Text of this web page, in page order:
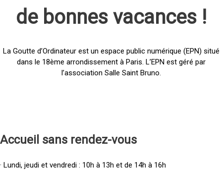
de bonnes vacances !
La Goutte d’Ordinateur est un espace public numérique (EPN) situé
dans le 18ème arrondissement à Paris. L’EPN est géré par
l’association Salle Saint Bruno.
Accueil sans rendez-vous
· Lundi, jeudi et vendredi : 10h à 13h et de 14h à 16h